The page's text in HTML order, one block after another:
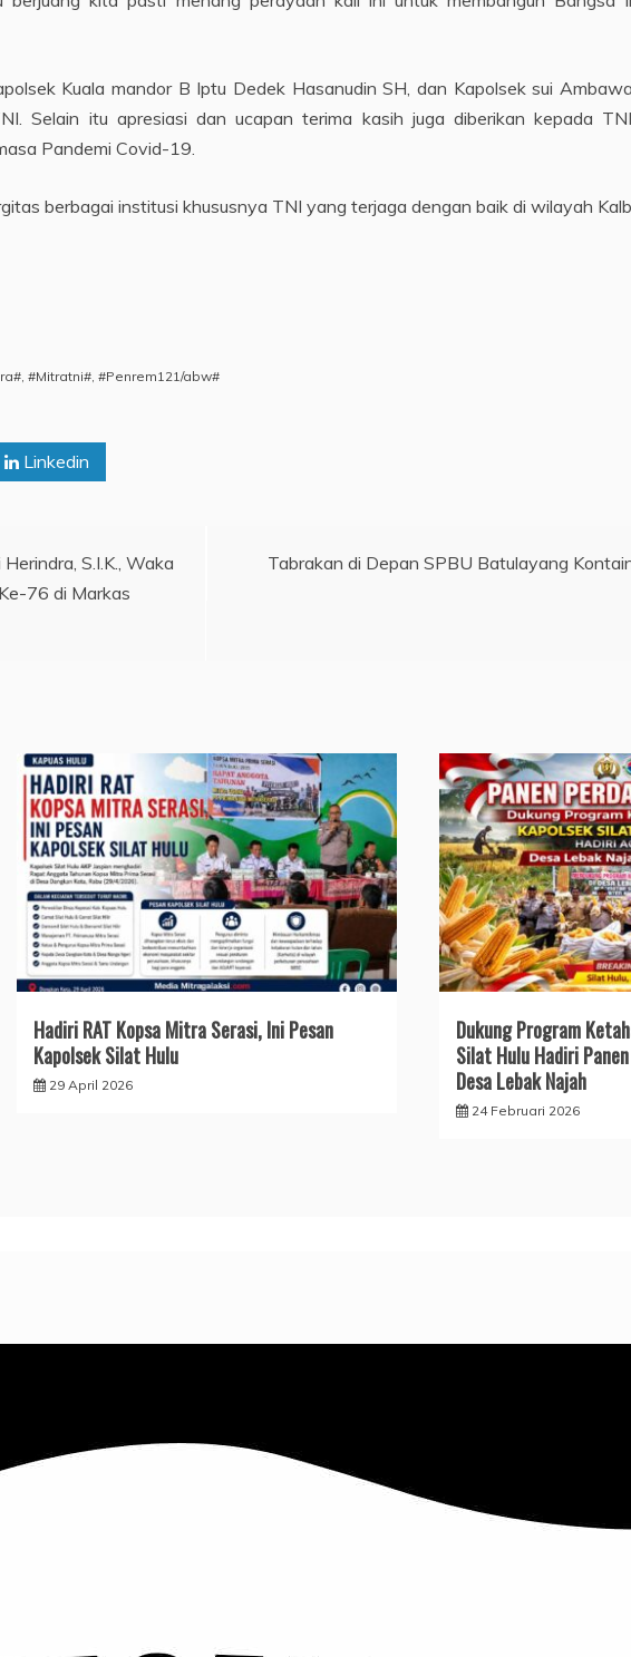
Kuala mandor B Iptu Dedek Hasanudin SH, dan Kapolsek sui
Selain itu apresiasi dan ucapan terima kasih juga diberikan kepada
Pandemi Covid-19.
berbagai institusi khususnya TNI yang terjaga dengan baik di wilayah
#Mitratni# #Penrem121/abw#
Linkedin
S.I.K., Waka
76 di Markas
Tabrakan di Depan SPBU Batulayang
Hadiri RAT Kopsa Mitra Serasi, Ini Pesan
Kapolsek Silat Hulu
29 April 2026
Dukung Program
Silat Hulu Hadiri
Desa Lebak Najah
24 Februari 2026